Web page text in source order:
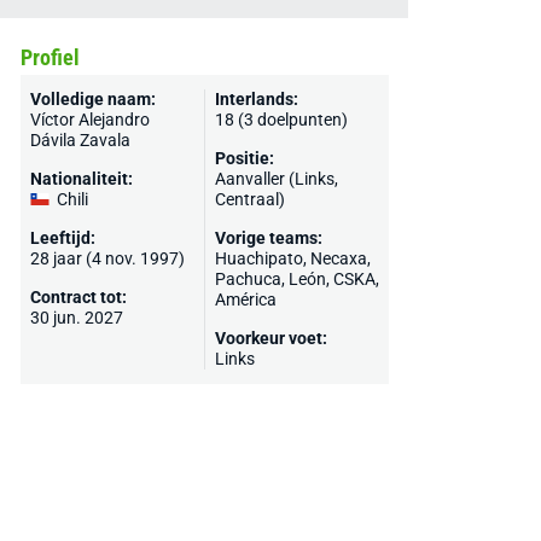
Profiel
Volledige naam:
Víctor Alejandro
Dávila Zavala
Nationaliteit:
Chili
Leeftijd:
28 jaar (4 nov. 1997)
Contract tot:
30 jun. 2027
Interlands:
18 (3 doelpunten)
Positie:
Aanvaller (Links,
Centraal)
Vorige teams:
Huachipato, Necaxa,
Pachuca, León,CSKA,
América
Voorkeur voet:
Links